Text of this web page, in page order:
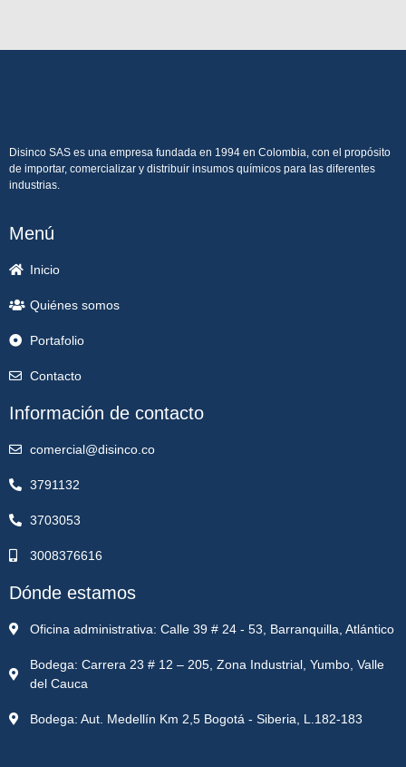
Disinco SAS es una empresa fundada en 1994 en Colombia, con el propósito
de importar, comercializar y distribuir insumos químicos para las diferentes
industrias.
Menú
Inicio
Quiénes somos
Portafolio
Contacto
Información de contacto
comercial@disinco.co
3791132
3703053
3008376616
Dónde estamos
Oficina administrativa: Calle 39 # 24 - 53, Barranquilla, Atlántico
Bodega: Carrera 23 # 12 – 205, Zona Industrial, Yumbo, Valle
del Cauca
Bodega: Aut. Medellín Km 2,5 Bogotá - Siberia, L.182-183